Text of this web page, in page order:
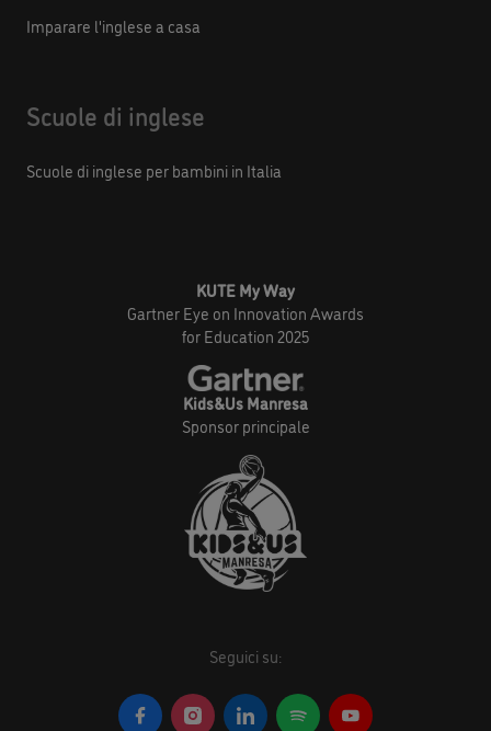
Imparare l'inglese a casa
Scuole di inglese
Scuole di inglese per bambini in Italia
KUTE My Way
Gartner Eye on Innovation Awards
for Education 2025
Kids&Us Manresa
Sponsor principale
Seguici su: